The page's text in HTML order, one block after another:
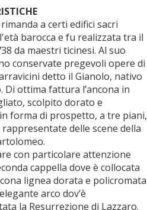
a certi edifici sacri
barocca e fu realizzata tra il
da maestri ticinesi. Al suo
conservate pregevoli opere di
detto il Gianolo, nativo
Di ottima fattura l’ancona in
scolpito dorato e
forma di prospetto, a tre piani,
delle scene della
con particolare attenzione
cappella dove è collocata
lignea dorata e policromata
arco dov’è
la Resurrezione di Lazzaro.